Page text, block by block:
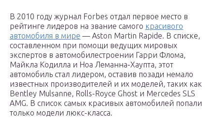
В 2010 году журнал Forbes отдал первое место в
рейтинге лидеров на звание самого красивого
автомобиля в мире — Aston Martin Rapide. В списке,
составленном при помощи ведущих мировых
экспертов в автомобилестроении Гарри Флома,
Майкла Кодилла и Ноа Леманна-Хаупта, этот
автомобиль стал лидером, оставив позади немало
известных производителей и их моделей, таких как
Bentley Mulsanne, Rolls-Royce Ghost и Mercedes SLS
AMG. В список самых красивых автомобилей попали
только модели люкс-класса.